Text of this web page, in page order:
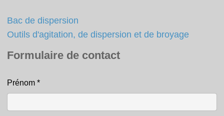
Bac de dispersion
Outils d'agitation, de dispersion et de broyage
Formulaire de contact
Contact
Prénom *